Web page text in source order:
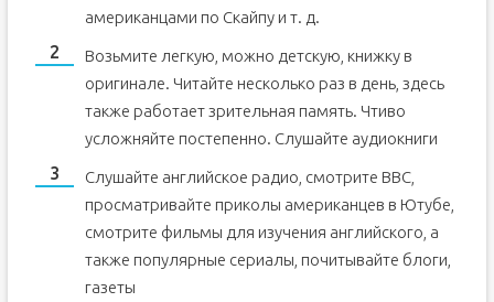
американцами по Скайпу и т. д.
Возьмите легкую, можно детскую, книжку в
оригинале. Читайте несколько раз в день, здесь
также работает зрительная память. Чтиво
усложняйте постепенно. Слушайте аудиокниги
Слушайте английское радио, смотрите ВВС,
просматривайте приколы американцев в Ютубе,
смотрите фильмы для изучения английского, а
также популярные сериалы, почитывайте блоги,
газеты